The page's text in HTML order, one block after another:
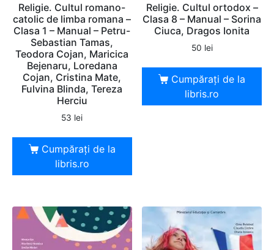
Religie. Cultul romano-
catolic de limba romana –
Clasa 1 – Manual – Petru-
Sebastian Tamas,
Teodora Cojan, Maricica
Bejenaru, Loredana
Cojan, Cristina Mate,
Fulvina Blinda, Tereza
Herciu
53 lei
Cumpărați de la
libris.ro
Religie. Cultul ortodox –
Clasa 8 – Manual – Sorina
Ciuca, Dragos Ionita
50 lei
Cumpărați de la
libris.ro